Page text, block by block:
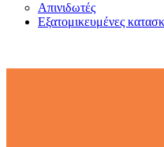
Απινιδωτές
Εξατομικευμένες